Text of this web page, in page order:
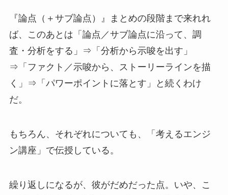
『論点（＋サブ論点）』まとめの段階まで来れれ
ば、このあとは「論点／サブ論点に沿って、調
査・分析をする」⇒「分析から示唆を出す」
⇒「ファクト／示唆から、ストーリーラインを描
く」⇒「パワーポイントに落とす」と続くわけ
だ。
もちろん、それぞれについても、「考えるエンジ
ン講座」で伝授している。
繰り返しになるが、彼がだめだった点。いや、こ